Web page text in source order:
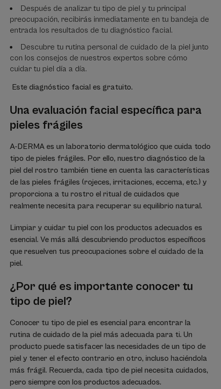
Después de analizar tu tipo de piel y tu principal
preocupación, recibirás inmediatamente en tu bandeja de
entrada los resultados de tu diagnóstico facial.
Descubre tu rutina personal de cuidado de la piel junto
con los consejos de nuestros expertos sobre cómo
cuidar tu piel día a día.
Este diagnóstico facial es gratuito.
Una evaluación facial específica para
pieles frágiles
A-DERMA es un laboratorio dermatológico que cuida todo
tipo de pieles frágiles. Por ello, nuestro diagnóstico de la
piel del rostro también tiene en cuenta las características
de las pieles frágiles (rojeces, irritaciones, eccema, etc.) y
proporciona a tu rostro el ritual de cuidados que
realmente necesita para recuperar su equilibrio natural.
Limpiar y cuidar tu piel con los productos adecuados es
esencial. Ve más allá descubriendo productos específicos
que resuelven tus preocupaciones sobre el cuidado de la
piel.
¿Por qué es importante conocer tu
tipo de piel?
Conocer tu tipo de piel es esencial para encontrar la
rutina de cuidado de la piel más adecuada para ti. Un
producto puede satisfacer las necesidades de un tipo de
piel y tener el efecto contrario en otro, incluso haciéndola
más frágil. Recuerda, cada tipo de piel necesita cuidados,
pero siempre con los productos adecuados.